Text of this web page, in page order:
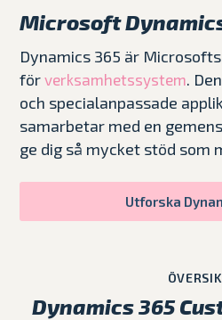
Microsoft
Dynamics 365 är
förverksamhetssystem.
och specialanpassade
samarbetar med en
ge dig så mycket stöd som
Utforska
Dynamics 365